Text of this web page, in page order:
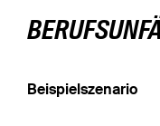
Beispielszenario